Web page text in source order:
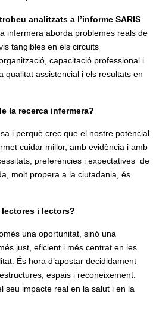
analitzats a l’informe SARIS
infermera aborda problemes reals de
tangibles en els circuits
capacitació professional i
qualitat assistencial i els resultats en
la recerca infermera?
i perquè crec que el nostre potencial
cuidar millor, amb evidència i amb
preferències i expectatives de
molt propera a la ciutadania, és
i lectors?
una oportunitat, sinó una
just, eficient i més centrat en les
És hora d’apostar decididament
espais i reconeixement.
seu impacte real en la salut i en la